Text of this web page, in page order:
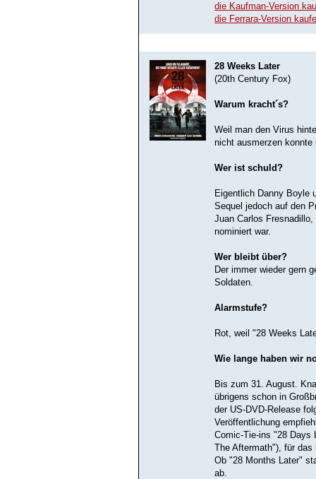
die Kaufman-Version
die Ferrara-Version
28 Weeks Later
(20th Century Fox)
Warum kracht´s?
Weil man den Virus
nicht ausmerzen konnte
Wer ist schuld?
Eigentlich Danny Boyle
Sequel jedoch auf den
Juan Carlos
nominiert war.
Wer bleibt über?
Der immer wieder gern
Soldaten.
Alarmstufe?
Rot, weil "28 Weeks
Wie lange haben wir
Bis zum 31. August.
übrigens schon in
der US-DVD-Release
Veröffentlichung
Comic-Tie-ins "28 Days
The Aftermath"), für
Ob "28 Months Later"
ab.